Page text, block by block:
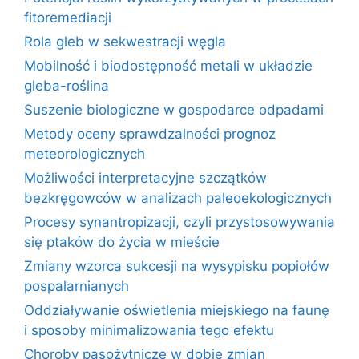
fitoremediacji
Rola gleb w sekwestracji węgla
Mobilność i biodostępność metali w układzie
gleba-roślina
Suszenie biologiczne w gospodarce odpadami
Metody oceny sprawdzalności prognoz
meteorologicznych
Możliwości interpretacyjne szczątków
bezkręgowców w analizach paleoekologicznych
Procesy synantropizacji, czyli przystosowywania
się ptaków do życia w mieście
Zmiany wzorca sukcesji na wysypisku popiołów
pospalarnianych
Oddziaływanie oświetlenia miejskiego na faunę
i sposoby minimalizowania tego efektu
Choroby pasożytnicze w dobie zmian